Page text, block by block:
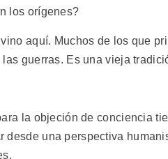
los orígenes?
aquí. Muchos de los que
guerras. Es una vieja
la objeción de conciencia
desde una perspectiva